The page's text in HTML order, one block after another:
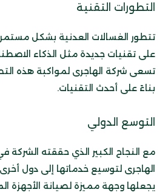
التطورات التقنية
تتطور الغسالات العدنية بشكل
على تقنيات جديدة مثل الذكاء
تسعى شركة الهاجرى لمواكبة هذه
بناءً على أحدث التقنيات.
التوسع الدولي
مع النجاح الكبير الذي حققته
الهاجرى لتوسيع خدماتها إلى دول
يجعلها وجهة مميزة لصيانة الأجهزة